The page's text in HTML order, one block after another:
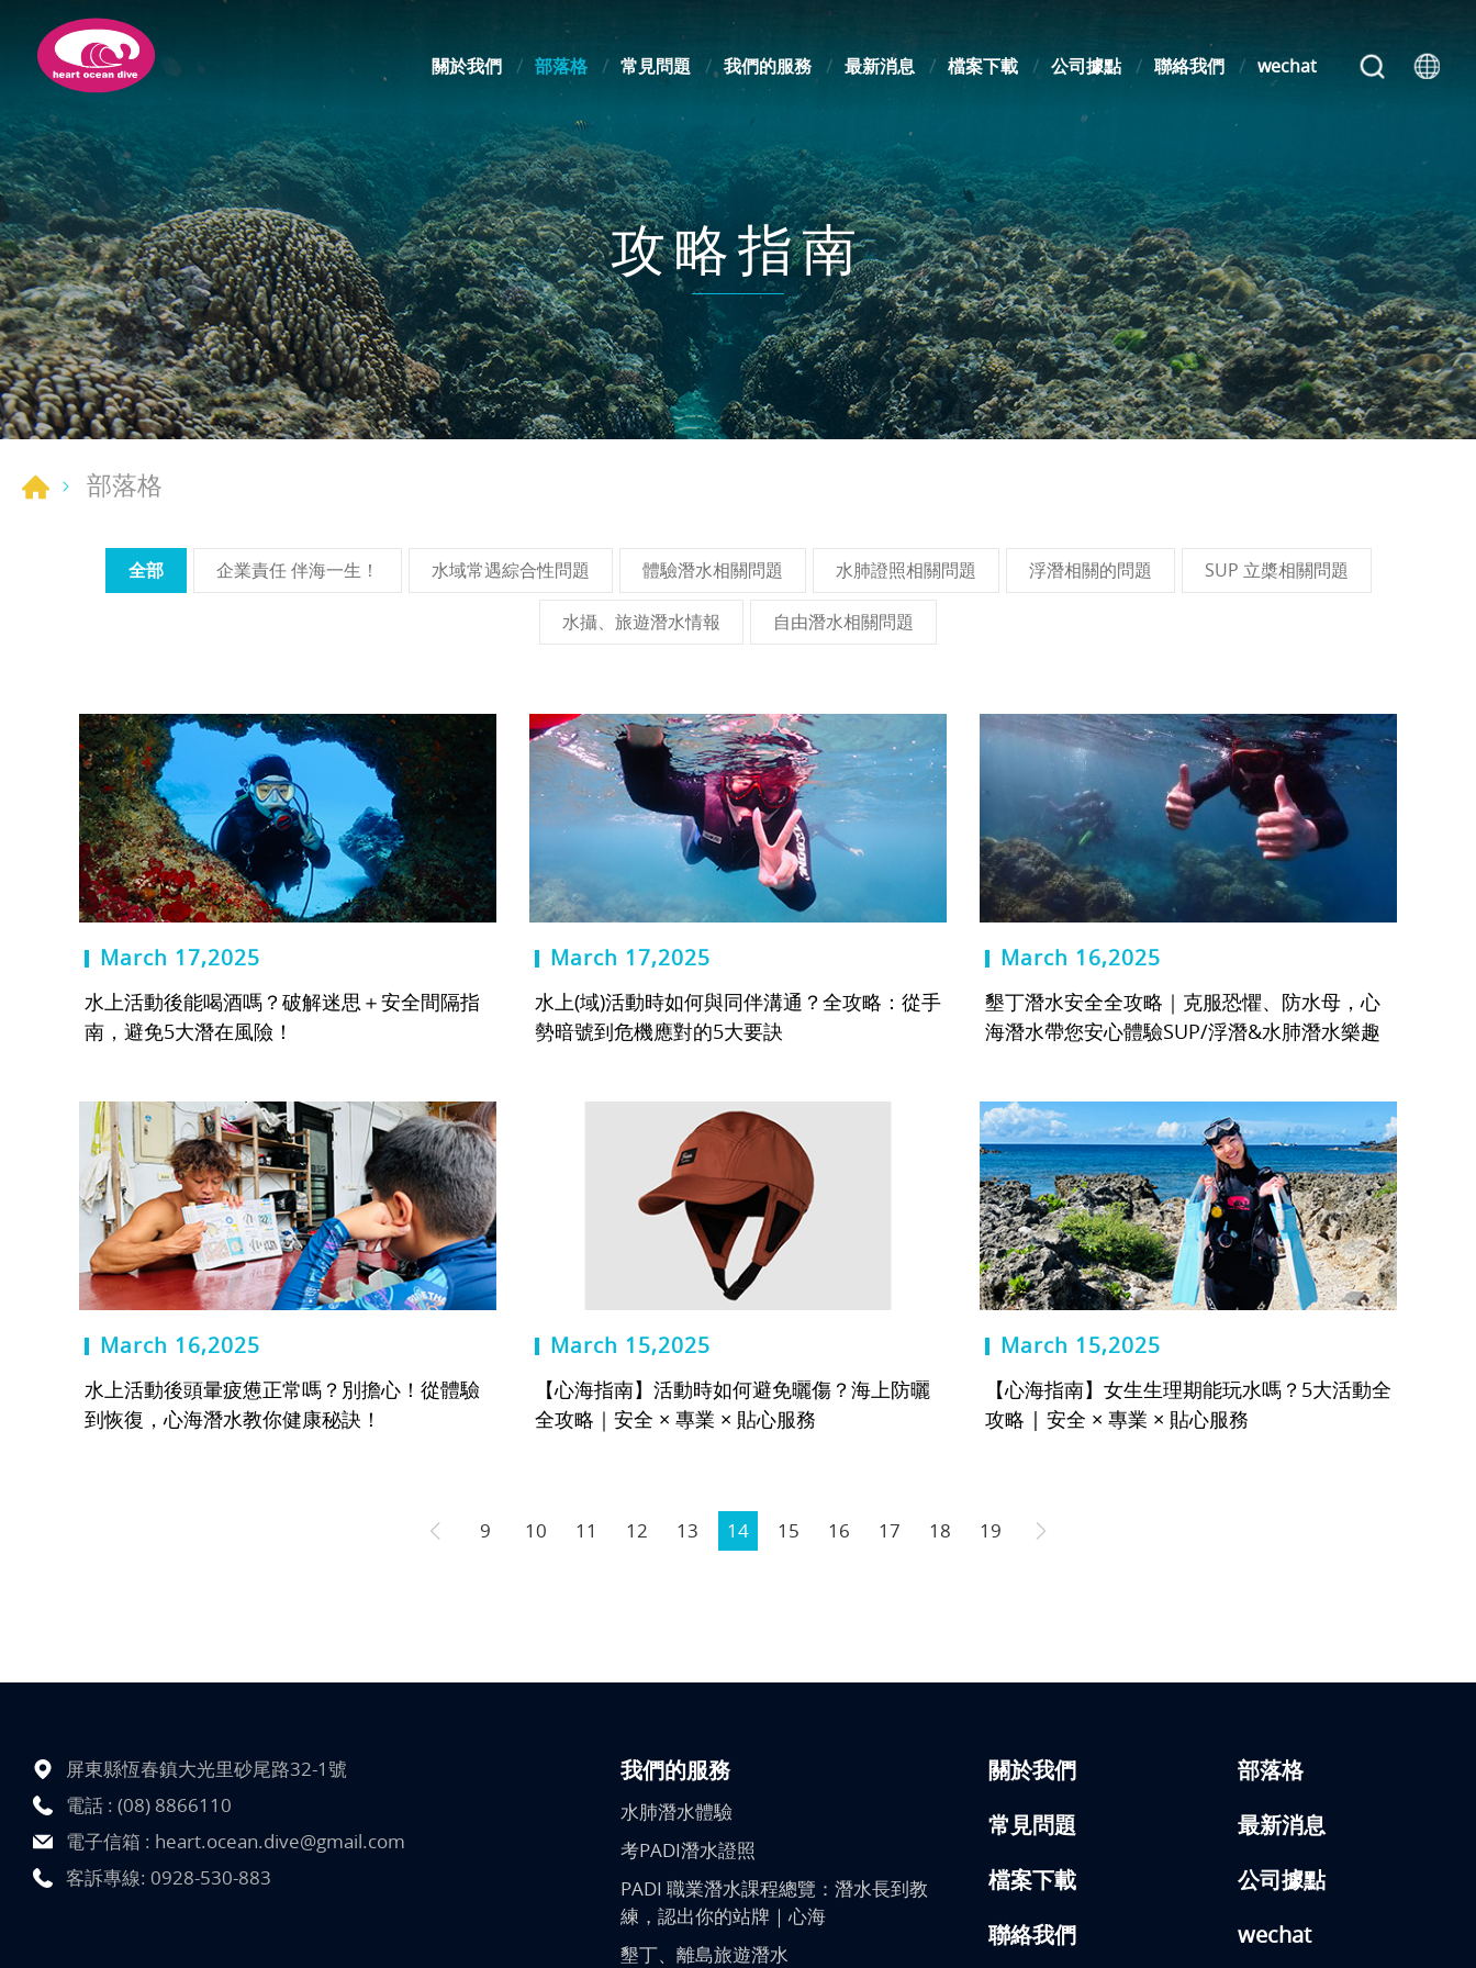
關於我們 部落格 常見問題 我們的服務 最新消息 檔案下載 公司據點 聯絡我們 wechat
攻略指南
部落格
全部 企業責任 伴海一生！ 水域常遇綜合性問題 體驗潛水相關問題 水肺證照相關問題 浮潛相關的問題 SUP 立槳相關問題
水攝、旅遊潛水情報 自由潛水相關問題
March 17,2025
水上活動後能喝酒嗎？破解迷思＋安全間隔指
南，避免5大潛在風險！
March 17,2025
水上(域)活動時如何與同伴溝通？全攻略：從手
勢暗號到危機應對的5大要訣
March 16,2025
墾丁潛水安全全攻略｜克服恐懼、防水母，心
海潛水帶您安心體驗SUP/浮潛&水肺潛水樂趣
March 16,2025
水上活動後頭暈疲憊正常嗎？別擔心！從體驗
到恢復，心海潛水教你健康秘訣！
March 15,2025
【心海指南】活動時如何避免曬傷？海上防曬
全攻略｜安全 × 專業 × 貼心服務
March 15,2025
【心海指南】女生生理期能玩水嗎？5大活動全
攻略 | 安全 × 專業 × 貼心服務
9 10 11 12 13 14 15 16 17 18 19
我們的服務
水肺潛水體驗
考PADI潛水證照
PADI 職業潛水課程總覽：潛水長到教
練，認出你的站牌｜心海
墾丁、離島旅遊潛水
關於我們
部落格
常見問題
最新消息
檔案下載
公司據點
聯絡我們
wechat
屏東縣恆春鎮大光里砂尾路32-1號
電話 : (08) 8866110
電子信箱 : heart.ocean.dive@gmail.com
客訴專線: 0928-530-883